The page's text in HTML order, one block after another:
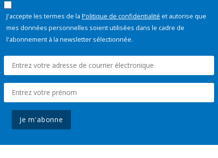
J'accepte les termes de la Politique de confidentialité et autorise que
mes données personnelles soient utilisées dans le cadre de
l'abonnement à la newsletter sélectionnée.
Je m'abonne